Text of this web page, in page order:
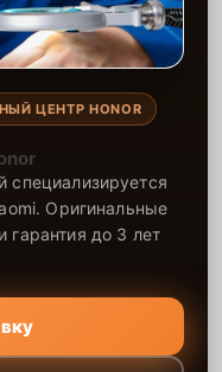
ЦЕНТР HONOR
Оригинальные
до 3 лет